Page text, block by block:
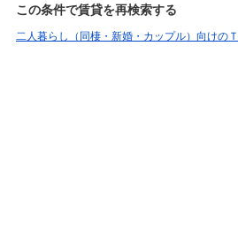
この条件で賃貸を再検索する
二人暮らし（同棲・新婚・カップル）向けの